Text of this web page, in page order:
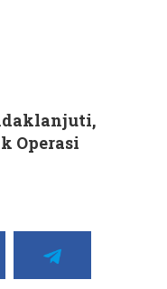
Operasi